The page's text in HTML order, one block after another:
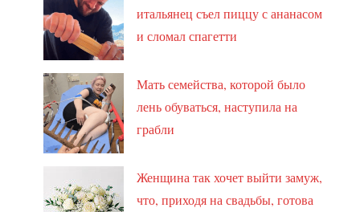
итальянец съел пиццу с ананасом
и сломал спагетти
Мать семейства, которой было
лень обуваться, наступила на
грабли
Женщина так хочет выйти замуж,
что, приходя на свадьбы, готова